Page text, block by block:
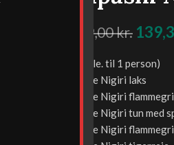
199,00kr.
(9 rulle. til 1 person)
1 rulle Nigiri laks
1 rulle Nigiri
1 rulle Nigiri tun med
1 rulle Nigiri